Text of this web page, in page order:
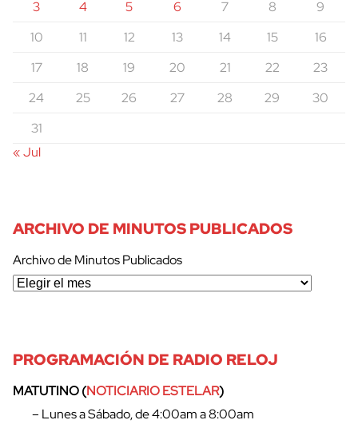
3 4 5 6 7 8
9
10
11 12 13 14 15
16
17
18 19 20 21 22
23
24
25 26 27 28 29
30
31
« Jul
ARCHIVO DE MINUTOS PUBLICADOS
Archivo de Minutos Publicados
PROGRAMACIÓN DE RADIO RELOJ
MATUTINO (NOTICIARIO ESTELAR)
– Lunes a Sábado, de 4:00am a 8:00am